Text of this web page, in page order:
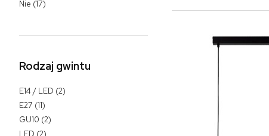
Nie (17)
Rodzaj gwintu
E14 / LED (2)
E27 (11)
GU10 (2)